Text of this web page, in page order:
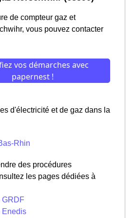
de compteur gaz et
vous pouvez contacter
d'électricité et de gaz dans la
Rhin
des procédures
les pages dédiées à
GRDF
Enedis